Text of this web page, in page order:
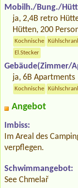
Mobilh./Bung./
ja, 2,4B retro
Hütten, 200
Kochnische
El.Stecker
Gebäude(Zimmer/
ja, 6B Apartments
Kochnische
Angebot
Imbiss:
Im Areal des
verpflegen.
Schwimmangebot:
See Chmelař